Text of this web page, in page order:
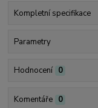
Kompletní specifikace
Parametry
Hodnocení 0
Komentáře 0